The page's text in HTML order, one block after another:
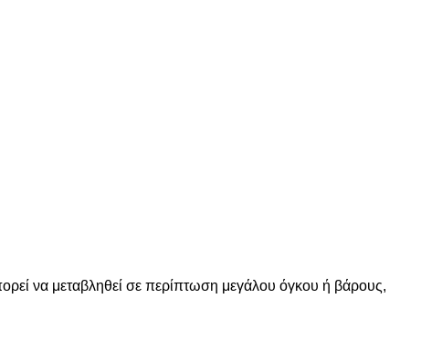
να μεταβληθεί σε περίπτωση μεγάλου όγκου ή βάρους,